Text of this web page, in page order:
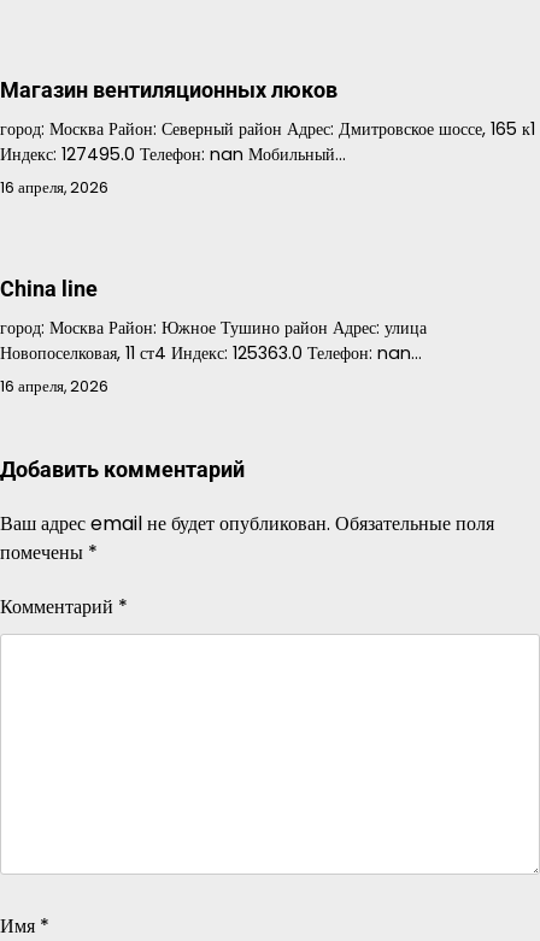
Магазин вентиляционных люков
город: Москва Район: Северный район Адрес: Дмитровское шоссе, 165 к1
Индекс: 127495.0 Телефон: nan Мобильный…
16 апреля, 2026
China line
город: Москва Район: Южное Тушино район Адрес: улица
Новопоселковая, 11 ст4 Индекс: 125363.0 Телефон: nan…
16 апреля, 2026
Добавить комментарий
Ваш адрес email не будет опубликован. Обязательные поля
помечены *
Комментарий *
Имя *